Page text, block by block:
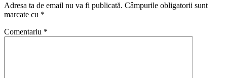
Adresa ta de email nu va fi publicată. Câmpurile obligatorii sunt
marcate cu *
Comentariu *